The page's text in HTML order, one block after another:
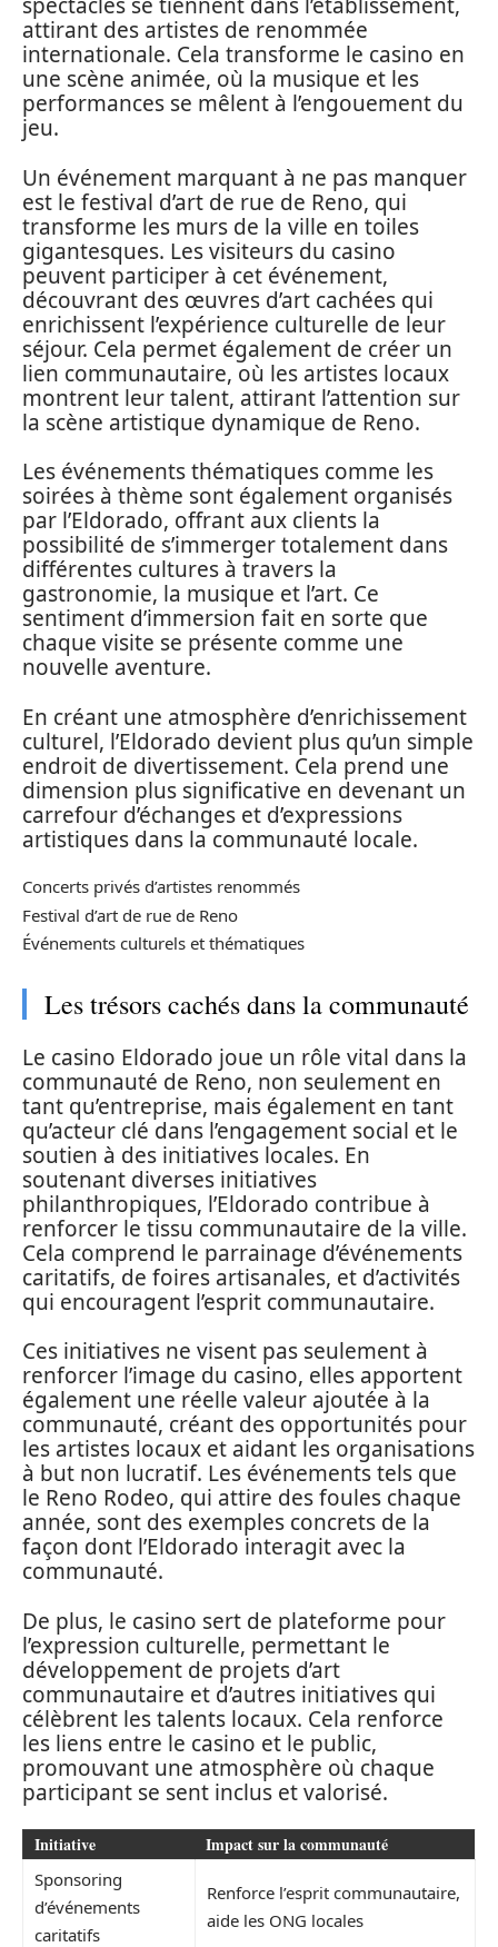
attirant des artistes de renommée
internationale. Cela transforme le casino en
une scène animée, où la musique et les
performances se mêlent à l’engouement du
jeu.
Un événement marquant à ne pas manquer
est le festival d’art de rue de Reno, qui
transforme les murs de la ville en toiles
gigantesques. Les visiteurs du casino
peuvent participer à cet événement,
découvrant des œuvres d’art cachées qui
enrichissent l’expérience culturelle de leur
séjour. Cela permet également de créer un
lien communautaire, où les artistes locaux
montrent leur talent, attirant l’attention sur
la scène artistique dynamique de Reno.
Les événements thématiques comme les
soirées à thème sont également organisés
par l’Eldorado, offrant aux clients la
possibilité de s’immerger totalement dans
différentes cultures à travers la
gastronomie, la musique et l’art. Ce
sentiment d’immersion fait en sorte que
chaque visite se présente comme une
nouvelle aventure.
En créant une atmosphère d’enrichissement
culturel, l’Eldorado devient plus qu’un simple
endroit de divertissement. Cela prend une
dimension plus significative en devenant un
carrefour d’échanges et d’expressions
artistiques dans la communauté locale.
Concerts privés d’artistes renommés
Festival d’art de rue de Reno
Événements culturels et thématiques
Les trésors cachés dans la communauté
Le casino Eldorado joue un rôle vital dans la
communauté de Reno, non seulement en
tant qu’entreprise, mais également en tant
qu’acteur clé dans l’engagement social et le
soutien à des initiatives locales. En
soutenant diverses initiatives
philanthropiques, l’Eldorado contribue à
renforcer le tissu communautaire de la ville.
Cela comprend le parrainage d’événements
caritatifs, de foires artisanales, et d’activités
qui encouragent l’esprit communautaire.
Ces initiatives ne visent pas seulement à
renforcer l’image du casino, elles apportent
également une réelle valeur ajoutée à la
communauté, créant des opportunités pour
les artistes locaux et aidant les organisations
à but non lucratif. Les événements tels que
le Reno Rodeo, qui attire des foules chaque
année, sont des exemples concrets de la
façon dont l’Eldorado interagit avec la
communauté.
De plus, le casino sert de plateforme pour
l’expression culturelle, permettant le
développement de projets d’art
communautaire et d’autres initiatives qui
célèbrent les talents locaux. Cela renforce
les liens entre le casino et le public,
promouvant une atmosphère où chaque
participant se sent inclus et valorisé.
Initiative Impact sur la communauté
Sponsoring
d’événements
caritatifs
Renforce l’esprit communautaire,
aide les ONG locales